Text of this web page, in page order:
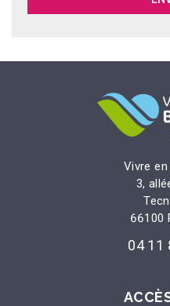
Vivre
3,
66100
04 11